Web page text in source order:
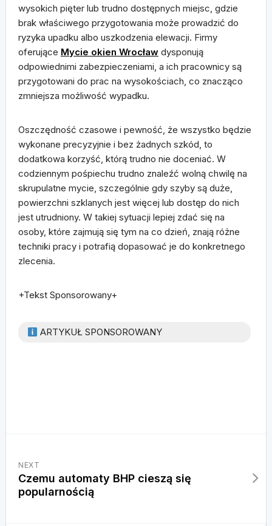
wysokich pięter lub trudno dostępnych miejsc, gdzie
brak właściwego przygotowania może prowadzić do
ryzyka upadku albo uszkodzenia elewacji. Firmy
oferujące Mycie okien Wrocław dysponują
odpowiednimi zabezpieczeniami, a ich pracownicy są
przygotowani do prac na wysokościach, co znacząco
zmniejsza możliwość wypadku.
Oszczędność czasowe i pewność, że wszystko będzie
wykonane precyzyjnie i bez żadnych szkód, to
dodatkowa korzyść, którą trudno nie doceniać. W
codziennym pośpiechu trudno znaleźć wolną chwilę na
skrupulatne mycie, szczególnie gdy szyby są duże,
powierzchni szklanych jest więcej lub dostęp do nich
jest utrudniony. W takiej sytuacji lepiej zdać się na
osoby, które zajmują się tym na co dzień, znają różne
techniki pracy i potrafią dopasować je do konkretnego
zlecenia.
+Tekst Sponsorowany+
ARTYKUŁ SPONSOROWANY
NEXT
Czemu automaty BHP cieszą się
popularnością